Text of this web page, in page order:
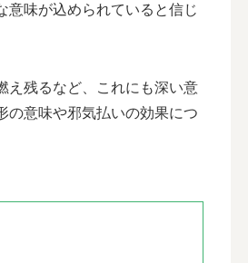
意味が込められていると信じ
え残るなど、これにも深い意
の意味や邪気払いの効果につ